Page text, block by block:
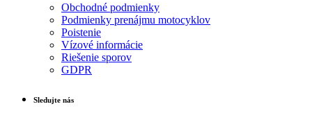
Obchodné podmienky
Podmienky prenájmu motocyklov
Poistenie
Vízové informácie
Riešenie sporov
GDPR
Sledujte nás